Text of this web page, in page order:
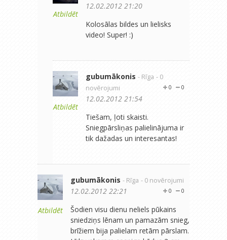
Atbildēt
12.02.2012 21:20
Kolosālas bildes un lielisks
video! Super! :)
Atbildēt
gubumākonis - Rīga - 0
novērojumi
0
0
12.02.2012 21:54
Tiešam, ļoti skaisti.
Sniegpārsliņas palielinājuma ir
tik dažadas un interesantas!
Atbildēt
gubumākonis - Rīga - 0 novērojumi
0
0
12.02.2012 22:21
Šodien visu dienu neliels pūkains
sniedziņs lēnam un pamazām snieg,
brīžiem bija palielam retām pārslam.